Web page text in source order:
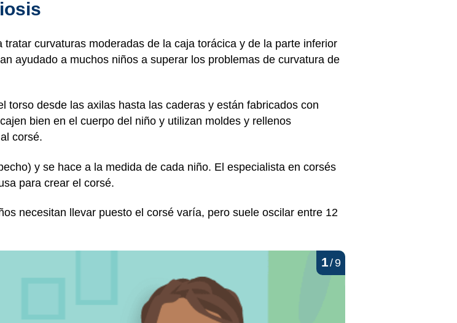
curvaturas moderadas de la caja torácica y de la parte inferior
ayudado a muchos niños a superar los problemas de curvatura de
torso desde las axilas hasta las caderas y están fabricados con
bien en el cuerpo del niño y utilizan moldes y rellenos
corsé.
y se hace a la medida de cada niño. El especialista en corsés
para crear el corsé.
necesitan llevar puesto el corsé varía, pero suele oscilar entre 12
1/9